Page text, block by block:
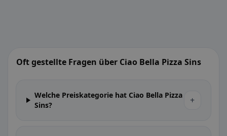
Oft gestellte Fragen über Ciao Bella Pizza Sins
Welche Preiskategorie hat Ciao Bella Pizza
Sins?
+